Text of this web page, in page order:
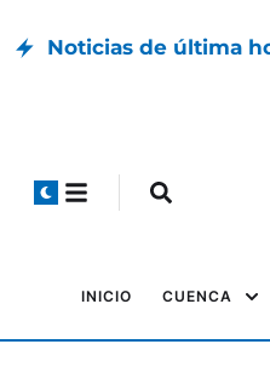
Noticias de última
INICIO CUENCA